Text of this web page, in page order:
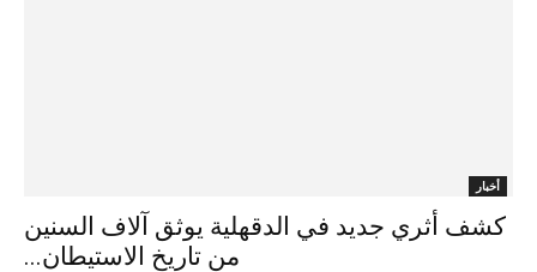
أخبار
كشف أثري جديد في الدقهلية يوثق آلاف السنين
من تاريخ الاستيطان...